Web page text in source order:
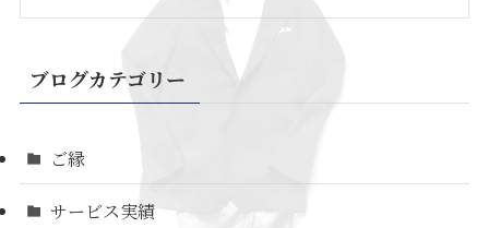
ブログカテゴリー
ご縁
サービス実績